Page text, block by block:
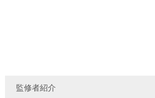
監修者紹介